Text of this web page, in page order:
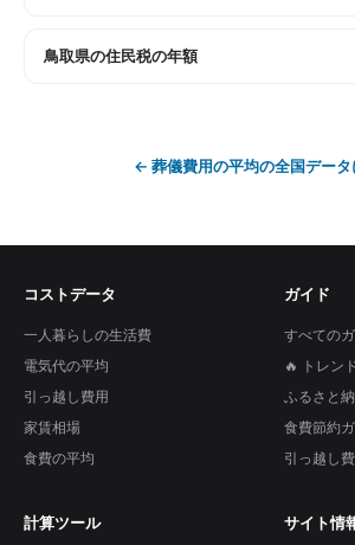
鳥取県の住民税の年額
← 葬儀費用の平均の全国データ
コストデータ
一人暮らしの生活費
電気代の平均
引っ越し費用
家賃相場
食費の平均
ガイド
すべての
🔥 トレン
ふるさと
食費節約
引っ越し
計算ツール サイト情